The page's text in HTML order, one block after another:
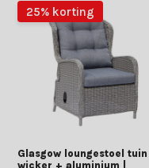
25% korting
Glasgow loungestoel tuin |
wicker + aluminium |